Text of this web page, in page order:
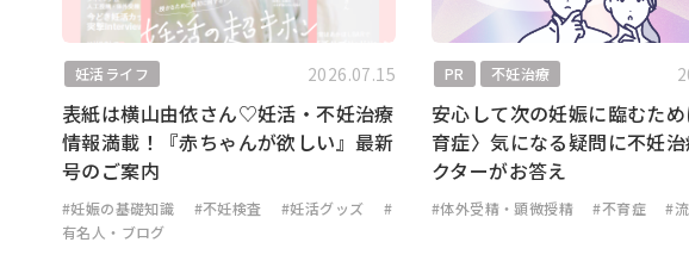
妊活ライフ 2026.07.15
表紙は横山由依さん♡妊活・不妊治療
情報満載！『赤ちゃんが欲しい』最新
号のご案内
#妊娠の基礎知識 #不妊検査 #妊活グッズ
#
有名人・ブログ
PR 不妊治療
安心して次の妊娠に臨むた
育症〉気になる疑問に不妊
クターがお答え
#体外受精・顕微授精 #不育症 #